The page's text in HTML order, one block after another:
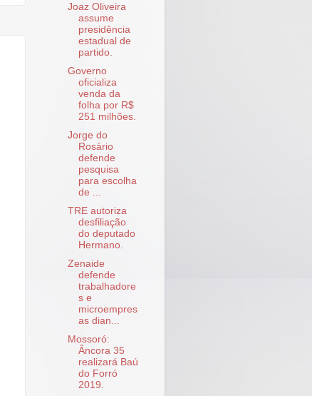
Joaz Oliveira
assume
presidência
estadual de
partido.
Governo
oficializa
venda da
folha por R$
251 milhões.
Jorge do
Rosário
defende
pesquisa
para escolha
de ...
TRE autoriza
desfiliação
do deputado
Hermano.
Zenaide
defende
trabalhadore
s e
microempres
as dian...
Mossoró:
Âncora 35
realizará Baú
do Forró
2019.